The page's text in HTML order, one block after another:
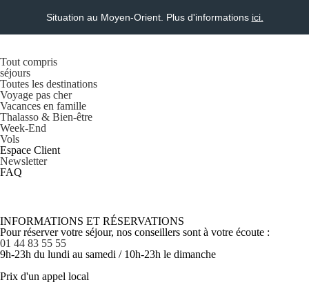
Situation au Moyen-Orient. Plus d'informations ici.
Tout compris
séjours
Toutes les destinations
Voyage pas cher
Vacances en famille
Thalasso & Bien-être
Week-End
Vols
Espace Client
Newsletter
FAQ
INFORMATIONS ET RÉSERVATIONS
Pour réserver votre séjour, nos conseillers sont à votre écoute :
01 44 83 55 55
9h-23h du lundi au samedi / 10h-23h le dimanche
Prix d'un appel local